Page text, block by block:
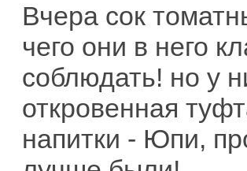
Вчера сок
чего они в него
соблюдать! но у
откровенная
напитки - Юпи,